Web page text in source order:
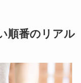
順番のリアル